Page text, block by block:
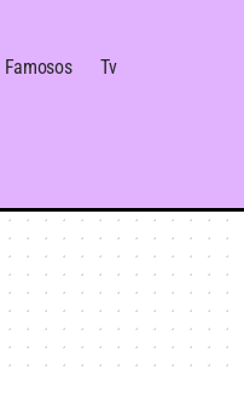
Famosos Tv